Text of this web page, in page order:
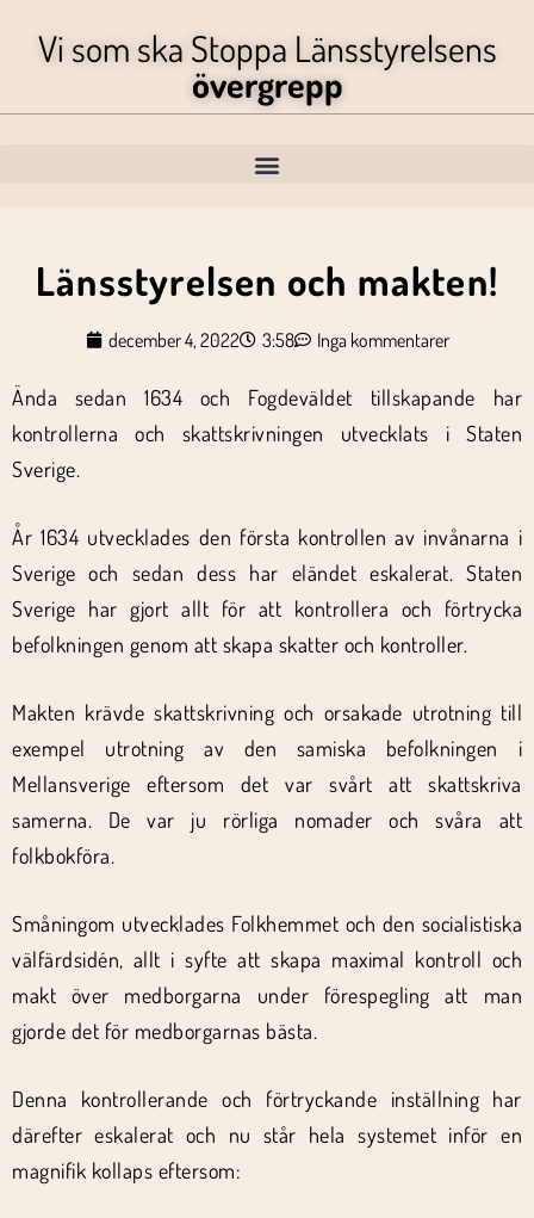
Vi som ska Stoppa Länsstyrelsens
övergrepp
Länsstyrelsen och makten!
december 4, 2022 3:58 Inga kommentarer
Ända sedan 1634 och Fogdeväldet tillskapande har
kontrollerna och skattskrivningen utvecklats i Staten
Sverige.
År 1634 utvecklades den första kontrollen av invånarna i
Sverige och sedan dess har eländet eskalerat. Staten
Sverige har gjort allt för att kontrollera och förtrycka
befolkningen genom att skapa skatter och kontroller.
Makten krävde skattskrivning och orsakade utrotning till
exempel utrotning av den samiska befolkningen i
Mellansverige eftersom det var svårt att skattskriva
samerna. De var ju rörliga nomader och svåra att
folkbokföra.
Småningom utvecklades Folkhemmet och den socialistiska
välfärdsidén, allt i syfte att skapa maximal kontroll och
makt över medborgarna under förespegling att man
gjorde det för medborgarnas bästa.
Denna kontrollerande och förtryckande inställning har
därefter eskalerat och nu står hela systemet inför en
magnifik kollaps eftersom: